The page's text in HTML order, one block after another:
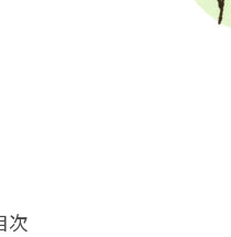
次